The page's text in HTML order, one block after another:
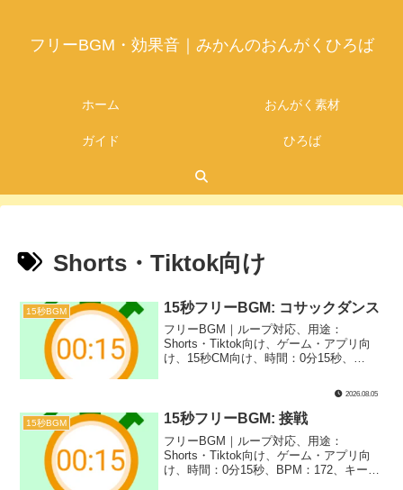
フリーBGM・効果音｜みかんのおんがくひろば
ホーム おんがく素材
ガイド ひろば
Shorts・Tiktok向け
15秒BGM 15秒フリーBGM: コサックダンス
フリーBGM｜ループ対応、用途：
Shorts・Tiktok向け、ゲーム・アプリ向
け、15秒CM向け、時間：0分15秒、
ル：あかるい、楽器：オーケストラ、ブ
ラス｜15秒BGM第65弾！コサックダンス
風のサウンドを取り入れた1曲です！楽し
いシーンやコミカルな場面などにぴった
り！
2026.08.05
15秒BGM 15秒フリーBGM: 接戦
フリーBGM｜ループ対応、用途：
Shorts・Tiktok向け、ゲーム・アプリ向
け、時間：0分15秒、BPM：172、キー：